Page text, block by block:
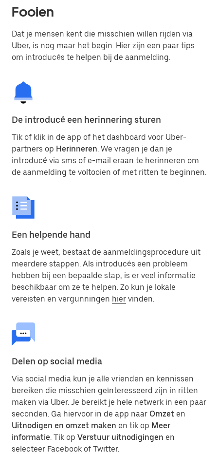
Fooien
Dat je mensen kent die misschien willen rijden via
Uber, is nog maar het begin. Hier zijn een paar tips
om introducés te helpen bij de aanmelding.
De introducé een herinnering sturen
Tik of klik in de app of het dashboard voor Uber-
partners op Herinneren. We vragen je dan je
introducé via sms of e-mail eraan te herinneren om
de aanmelding te voltooien of met ritten te beginnen.
Een helpende hand
Zoals je weet, bestaat de aanmeldingsprocedure uit
meerdere stappen. Als introducés een probleem
hebben bij een bepaalde stap, is er veel informatie
beschikbaar om ze te helpen. Zo kun je lokale
vereisten en vergunningen hier vinden.
Delen op social media
Via social media kun je alle vrienden en kennissen
bereiken die misschien geïnteresseerd zijn in ritten
maken via Uber. Je bereikt je hele netwerk in een paar
seconden. Ga hiervoor in de app naar Omzet en
Uitnodigen en omzet maken en tik op Meer
informatie. Tik op Verstuur uitnodigingen en
selecteer Facebook of Twitter.